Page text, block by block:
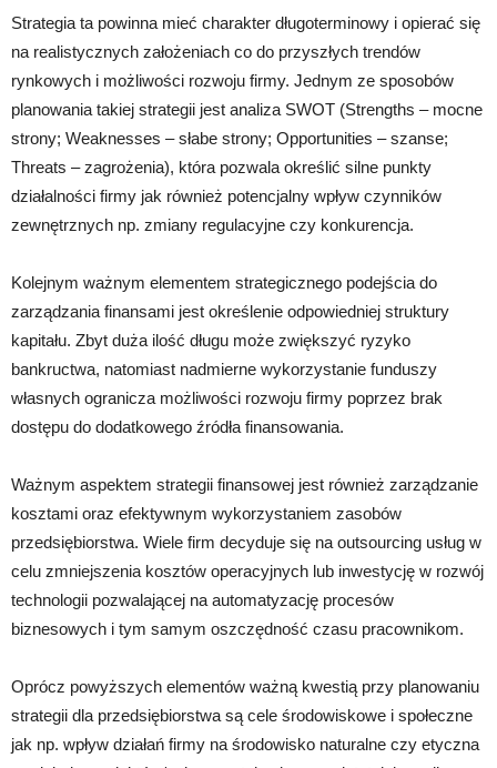
Strategia ta powinna mieć charakter długoterminowy i opierać się
na realistycznych założeniach co do przyszłych trendów
rynkowych i możliwości rozwoju firmy. Jednym ze sposobów
planowania takiej strategii jest analiza SWOT (Strengths – mocne
strony; Weaknesses – słabe strony; Opportunities – szanse;
Threats – zagrożenia), która pozwala określić silne punkty
działalności firmy jak również potencjalny wpływ czynników
zewnętrznych np. zmiany regulacyjne czy konkurencja.
Kolejnym ważnym elementem strategicznego podejścia do
zarządzania finansami jest określenie odpowiedniej struktury
kapitału. Zbyt duża ilość długu może zwiększyć ryzyko
bankructwa, natomiast nadmierne wykorzystanie funduszy
własnych ogranicza możliwości rozwoju firmy poprzez brak
dostępu do dodatkowego źródła finansowania.
Ważnym aspektem strategii finansowej jest również zarządzanie
kosztami oraz efektywnym wykorzystaniem zasobów
przedsiębiorstwa. Wiele firm decyduje się na outsourcing usług w
celu zmniejszenia kosztów operacyjnych lub inwestycję w rozwój
technologii pozwalającej na automatyzację procesów
biznesowych i tym samym oszczędność czasu pracownikom.
Oprócz powyższych elementów ważną kwestią przy planowaniu
strategii dla przedsiębiorstwa są cele środowiskowe i społeczne
jak np. wpływ działań firmy na środowisko naturalne czy etyczna